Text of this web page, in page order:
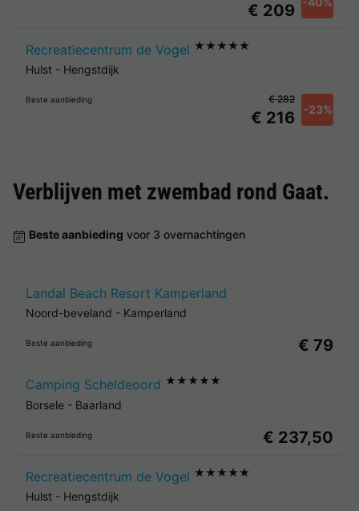
€ 209
Recreatiecentrum de Vogel ★★★★★
Hulst - Hengstdijk
Beste aanbieding
€ 216 -23%
€ 282
Verblijven met zwembad rond Gaat.
Beste aanbieding voor 3 overnachtingen
Landal Beach Resort Kamperland
Noord-beveland - Kamperland
Beste aanbieding € 79
Camping Scheldeoord ★★★★★
Borsele - Baarland
Beste aanbieding € 237,50
Recreatiecentrum de Vogel ★★★★★
Hulst - Hengstdijk